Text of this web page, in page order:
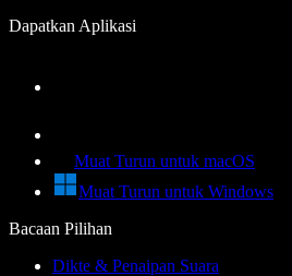
Dapatkan Aplikasi
Muat Turun untuk macOS
Muat Turun untuk Windows
Bacaan Pilihan
Dikte & Penaipan Suara